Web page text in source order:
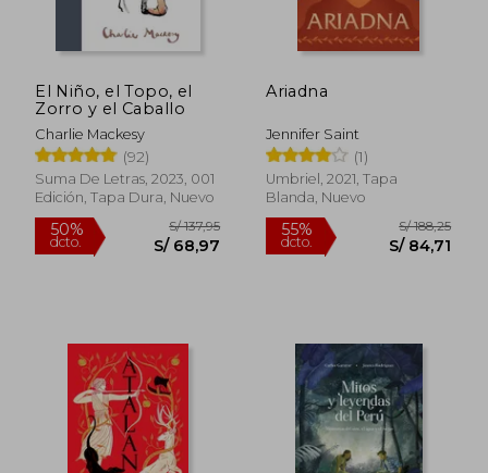
El Niño, el Topo, el
Zorro y el Caballo
Charlie Mackesy
(92)
Suma De Letras, 2023, 001
Edición, Tapa Dura, Nuevo
50%
dcto. S/ 68,97
Ariadna
Jennifer Saint
(1)
Umbriel, 2021, Tapa
Blanda, Nuevo
55%
dcto.